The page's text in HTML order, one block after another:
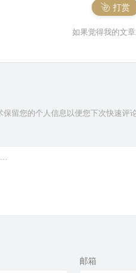
打赏
如果觉得我的文
保留您的个人信息以便您下次快速评
邮箱